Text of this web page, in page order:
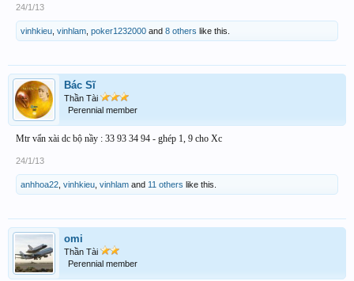
24/1/13
vinhkieu vinhlam poker1232000 and 8 others like this.
Bác Sĩ
Thần Tài
Perennial member
Mtr vẩn xài dc bộ nầy : 33 93 34 94 - ghép 1, 9 cho Xc
24/1/13
anhhoa22 vinhkieu vinhlam and 11 others like this.
omi
Thần Tài
Perennial member